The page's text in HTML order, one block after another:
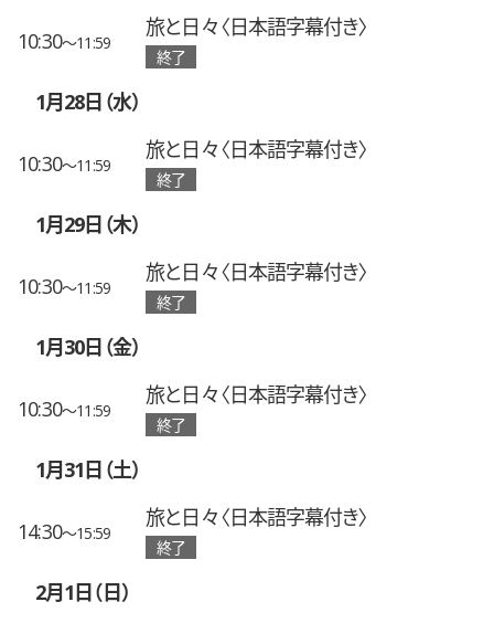
10:30〜11:59
旅と日々〈日本語字幕付き〉
終了
1月28日（水）
10:30〜11:59
旅と日々〈日本語字幕付き〉
終了
1月29日（木）
10:30〜11:59
旅と日々〈日本語字幕付き〉
終了
1月30日（金）
10:30〜11:59
旅と日々〈日本語字幕付き〉
終了
1月31日（土）
14:30〜15:59
旅と日々〈日本語字幕付き〉
終了
2月1日（日）